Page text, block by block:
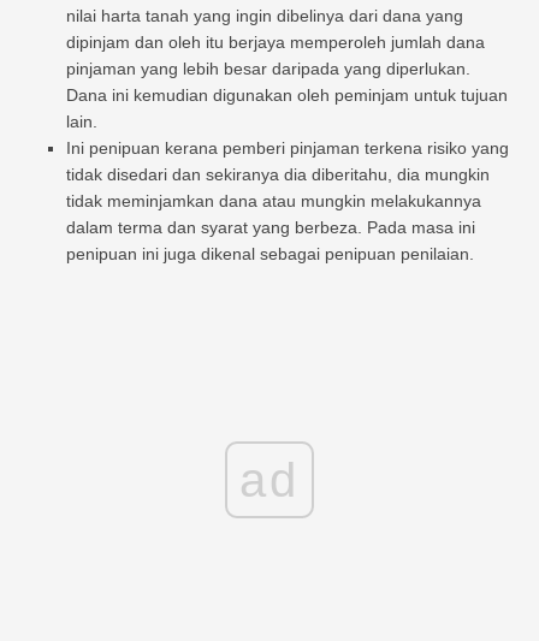
nilai harta tanah yang ingin dibelinya dari dana yang
dipinjam dan oleh itu berjaya memperoleh jumlah dana
pinjaman yang lebih besar daripada yang diperlukan.
Dana ini kemudian digunakan oleh peminjam untuk tujuan
lain.
Ini penipuan kerana pemberi pinjaman terkena risiko yang
tidak disedari dan sekiranya dia diberitahu, dia mungkin
tidak meminjamkan dana atau mungkin melakukannya
dalam terma dan syarat yang berbeza. Pada masa ini
penipuan ini juga dikenal sebagai penipuan penilaian.
ad